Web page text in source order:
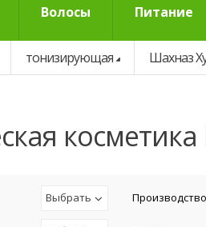
Волосы Питание
тонизирующая Шахназ
Выбрать Производство